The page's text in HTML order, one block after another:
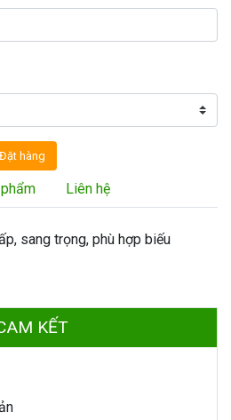
Đặt hàng
Liên hệ
sang trọng, phù hợp biếu
KẾT